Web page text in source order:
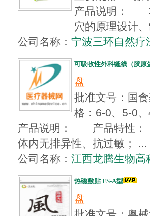
产品说明：
穴的原理设计
公司名称： 宁波三环自然疗
可吸收性外科缝线（胶原
盘
批准文号：国
格：6-0、5-0、
产品说明： 产品特性：
体内无排异性、抗过敏； ...
公司名称： 江西龙腾生物高
热磁敷贴 FS-A型
盘